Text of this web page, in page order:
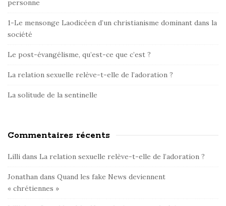
b
a
r
personne
1-Le mensonge Laodicéen d’un christianisme dominant dans la
société
Le post-évangélisme, qu’est-ce que c’est ?
La relation sexuelle relève-t-elle de l’adoration ?
La solitude de la sentinelle
Commentaires récents
Lilli dans La relation sexuelle relève-t-elle de l’adoration ?
Jonathan dans Quand les fake News deviennent
« chrétiennes »